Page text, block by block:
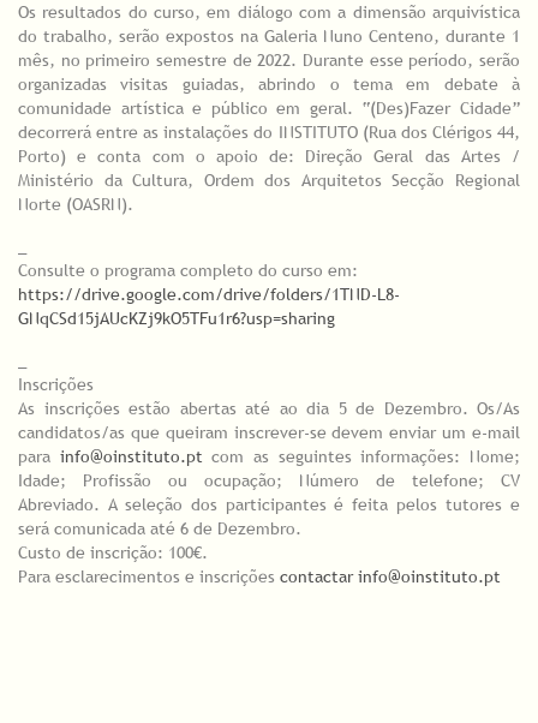
Os resultados do curso, em diálogo com a dimensão arquivística
do trabalho, serão expostos na Galeria Nuno Centeno, durante 1
mês, no primeiro semestre de 2022. Durante esse período, serão
organizadas visitas guiadas, abrindo o tema em debate à
comunidade artística e público em geral. “(Des)Fazer Cidade”
decorrerá entre as instalações do INSTITUTO (Rua dos Clérigos 44,
Porto) e conta com o apoio de: Direção Geral das Artes /
Ministério da Cultura, Ordem dos Arquitetos Secção Regional
Norte (OASRN).
Consulte o programa completo do curso em:
https://drive.google.com/drive/folders/1TND-L8-
GNqCSd15jAUcKZj9kO5TFu1r6?usp=sharing
Inscrições
As inscrições estão abertas até ao dia 5 de Dezembro. Os/As
candidatos/as que queiram inscrever-se devem enviar um e-mail
para info@oinstituto.ptcom as seguintes informações: Nome;
Idade; Profissão ou ocupação; Número de telefone; CV
Abreviado. A seleção dos participantes é feita pelos tutores e
será comunicada até 6 de Dezembro.
Custo de inscrição: 100€.
Para esclarecimentos e inscrições contactar info@oinstituto.pt